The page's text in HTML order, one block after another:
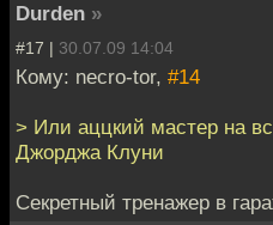
Durden »
#17 | 30.07.09 14:04
Кому: necro-tor, #14
> Или аццкий мастер на
Джорджа Клуни
Секретный тренажер в